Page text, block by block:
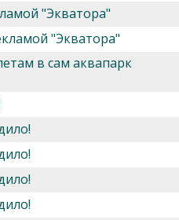
"Экватора"
"Экватора"
в сам аквапарк